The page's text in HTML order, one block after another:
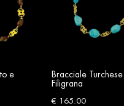
e
Bracciale
Filigrana
€ 165.00